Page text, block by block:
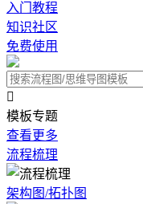
入门教程
知识社区
免费使用

模板专题
查看更多
流程梳理
架构图/拓扑图